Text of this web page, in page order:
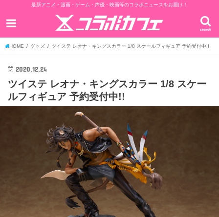
最新アニメ・漫画・ゲーム・声優・映画等のコラボニュースをお届け！
search
HOME グッズ ツイステ レオナ・キングスカラー 1/8 スケールフィギュア 予約受付中!!
2020.12.24
ツイステ レオナ・キングスカラー 1/8 スケー
ルフィギュア 予約受付中!!